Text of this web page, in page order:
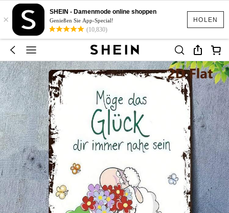
HOLEN
×
SHEIN - Damenmode online shoppen
Genießen Sie App-Special!
(10,830)